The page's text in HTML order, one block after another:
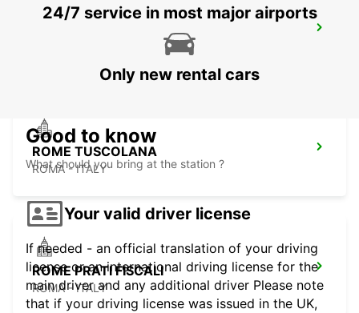
ROME TIBURTINA STAZIONE FS
ROME TUSCOLANA
ROMA - ITALY
ROME PRATI FISCALI
ROMA - ITALY
24/7 service in most major airports
Only new rental cars
Good to know
What should you bring at the station ?
Your valid driver license
If needed - an official translation of your driving
license or an international driving license for the
main driver and any additional driver Please note
that if your driving license was issued in the UK,